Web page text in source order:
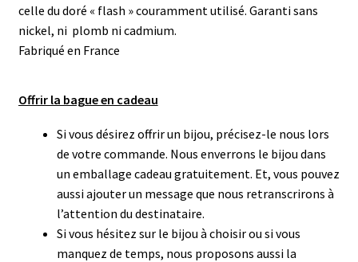
celle du doré « flash » couramment utilisé. Garanti sans
nickel, ni plomb ni cadmium.
Fabriqué en France
Offrir la bague en cadeau
Si vous désirez offrir un bijou, précisez-le nous lors
de votre commande. Nous enverrons le bijou dans
un emballage cadeau gratuitement. Et, vous pouvez
aussi ajouter un message que nous retranscrirons à
l’attention du destinataire.
Si vous hésitez sur le bijou à choisir ou si vous
manquez de temps, nous proposons aussi la